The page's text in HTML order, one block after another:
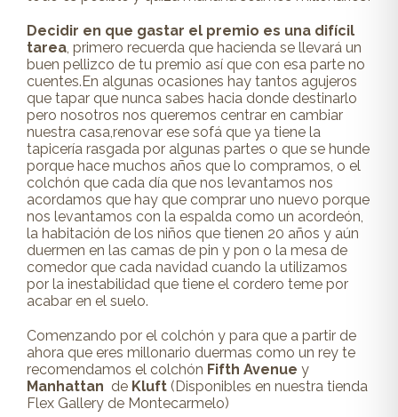
Decidir en que gastar el premio es una difícil
tarea, primero recuerda que hacienda se llevará un
buen pellizco de tu premio así que con esa parte no
cuentes.En algunas ocasiones hay tantos agujeros
que tapar que nunca sabes hacia donde destinarlo
pero nosotros nos queremos centrar en cambiar
nuestra casa,renovar ese sofá que ya tiene la
tapicería rasgada por algunas partes o que se hunde
porque hace muchos años que lo compramos, o el
colchón que cada día que nos levantamos nos
acordamos que hay que comprar uno nuevo porque
nos levantamos con la espalda como un acordeón,
la habitación de los niños que tienen 20 años y aún
duermen en las camas de pin y pon o la mesa de
comedor que cada navidad cuando la utilizamos
por la inestabilidad que tiene el cordero teme por
acabar en el suelo.
Comenzando por el colchón y para que a partir de
ahora que eres millonario duermas como un rey te
recomendamos el colchón Fifth Avenue y
Manhattan de Kluft (Disponibles en nuestra tienda
Flex Gallery de Montecarmelo)